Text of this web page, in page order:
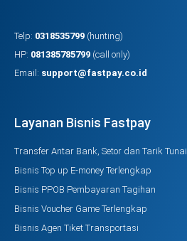
Telp: 0318535799 (hunting)
HP: 081385785799 (call only)
Email: support@fastpay.co.id
Layanan Bisnis Fastpay
Transfer Antar Bank, Setor dan Tarik Tunai
Bisnis Top up E-money Terlengkap
Bisnis PPOB Pembayaran Tagihan
Bisnis Voucher Game Terlengkap
Bisnis Agen Tiket Transportasi